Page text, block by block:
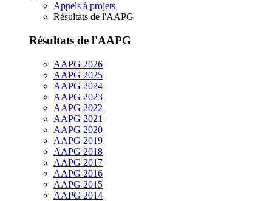
Appels à projets
Résultats de l'AAPG
Résultats de l'AAPG
AAPG 2026
AAPG 2025
AAPG 2024
AAPG 2023
AAPG 2022
AAPG 2021
AAPG 2020
AAPG 2019
AAPG 2018
AAPG 2017
AAPG 2016
AAPG 2015
AAPG 2014